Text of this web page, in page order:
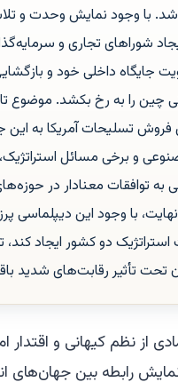
با وجود نمایش وحدت و
شوراهای تجاری و
جایگاه داخلی خود و
چین را به رخ بکشد. موضوع
تسلیحات آمریکا به این
و برخی مسائل
به توافقات معنادار در
با وجود این
استراتژیک دو کشور ایجاد
تحت تأثیر رقابت‌های شدید
از نظم کیهانی و
رابطه بین جهان‌های